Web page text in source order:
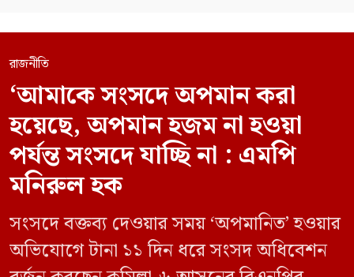
রাজনীতি
‘আমাকে সংসদে অপমান করা
হয়েছে, অপমান হজম না হওয়া
পর্যন্ত সংসদে যাচ্ছি না : এমপি
মনিরুল হক
সংসদে বক্তব্য দেওয়ার সময় ‘অপমানিত’ হওয়ার
অভিযোগে টানা ১১ দিন ধরে সংসদ অধিবেশন